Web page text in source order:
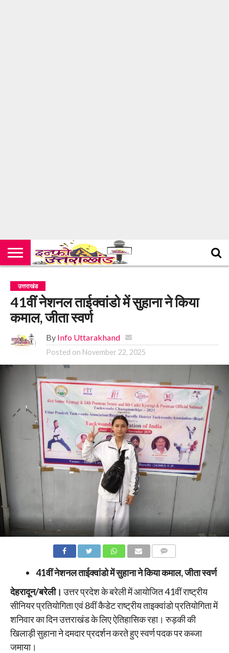
उत्तराखंड
41वीं नेशनल ताईक्वांडो में सुहाना ने किया
कमाल, जीता स्वर्ण
By Info Uttarakhand
Posted on November 22, 2025
41वीं नेशनल ताईक्वांडो में सुहाना ने किया कमाल, जीता स्वर्ण
देहरादून/बरेली। उत्तर प्रदेश के बरेली में आयोजित 41वीं राष्ट्रीय
सीनियर प्रतियोगिता एवं 8वीं कैडेट राष्ट्रीय ताइक्वांडो प्रतियोगिता में
शनिवार का दिन उत्तराखंड के लिए ऐतिहासिक रहा। रुड़की की
खिलाड़ी सुहाना ने दमदार प्रदर्शन करते हुए स्वर्ण पदक पर कब्जा
जमाया।